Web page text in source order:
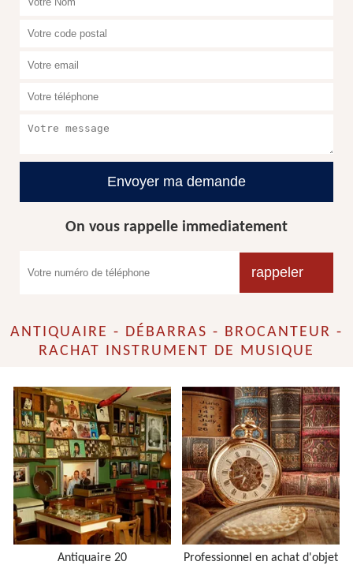
On vous rappelle immediatement
ANTIQUAIRE - DÉBARRAS - BROCANTEUR -
RACHAT INSTRUMENT DE MUSIQUE
Antiquaire 20
Professionnel en achat d'objet